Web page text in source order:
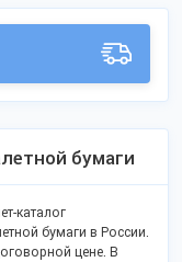
бумаги
каталог
бумаги в России.
цене. В